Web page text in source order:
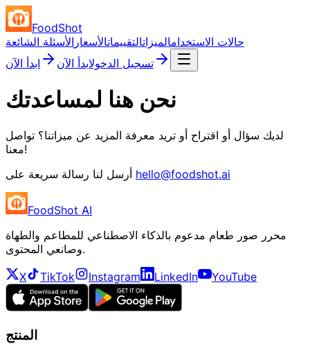
FoodShot
حالات الاستخدامالميزاتالتقييماتالأسعار الأسئلة الشائعة
تسجيل الدخولابدأ الآن ابدأ الآن
نحن هنا لمساعدتك
لديك سؤال أو اقتراح أو تريد معرفة المزيد عن ميزاتنا؟ تواصل
معنا!
hello@foodshot.ai
FoodShot AI
محرر صور طعام مدعوم بالذكاء الاصطناعي للمطاعم والطهاة
وصانعي المحتوى.
X
TikTok Instagram LinkedIn YouTube
المنتج